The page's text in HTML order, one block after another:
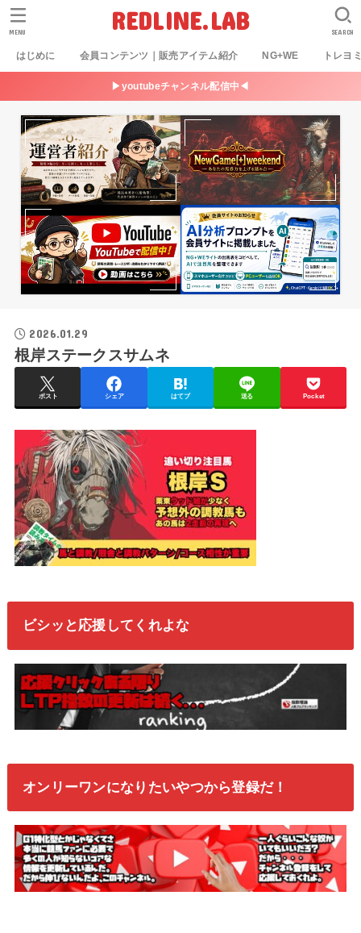
REDLINE.LAB
はじめに 会員コンテンツ｜販売アイテム紹介 NG+WE トレヨ
SEARCH
MENU
▶youtubeチャンネル配信中◀
2026.01.29
根岸ステークスサムネ
ポスト シェア はてブ 送る Pocket
ビシッと応援してくれよな
オンリーワンになりたいやつから登録だ！